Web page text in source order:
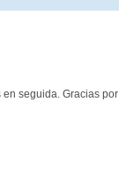
seguida. Gracias